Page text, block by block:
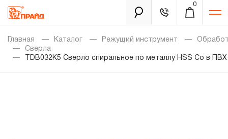
0
Каталог
Золотая лихорадка
Главная Каталог Режущий инструмент
Сверла
TDB032K5 Сверло спиральное по металлу HSS Co в